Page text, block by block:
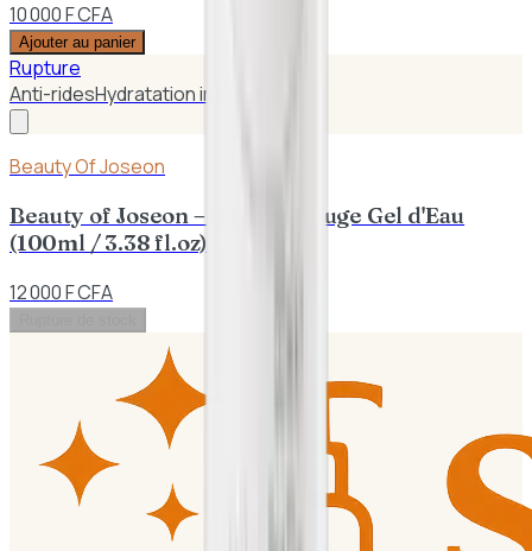
10 000 F CFA
Ajouter au panier
Rupture
Anti-ridesHydratation intense
Beauty Of Joseon
Beauty of Joseon – Haricot Rouge Gel d'Eau
(100ml / 3.38 fl.oz)
12 000 F CFA